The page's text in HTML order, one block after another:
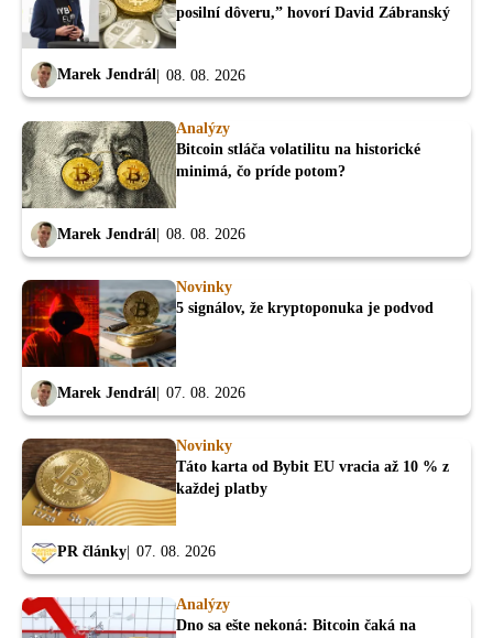
posilní dôveru,” hovorí David Zábranský
Marek Jendrál 08. 08. 2026
Analýzy
Bitcoin stláča volatilitu na historické
minimá, čo príde potom?
Marek Jendrál 08. 08. 2026
Novinky
5 signálov, že kryptoponuka je podvod
Marek Jendrál 07. 08. 2026
Novinky
Táto karta od Bybit EU vracia až 10 % z
každej platby
PR články 07. 08. 2026
Analýzy
Dno sa ešte nekoná: Bitcoin čaká na